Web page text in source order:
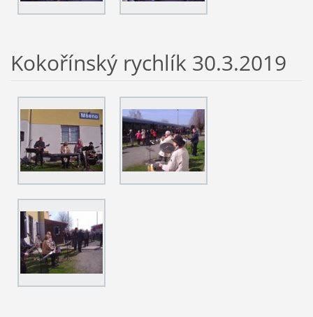
Kokořínský rychlík 30.3.2019